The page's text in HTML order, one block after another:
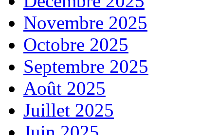
Novembre 2025
Octobre 2025
Septembre 2025
Août 2025
Juillet 2025